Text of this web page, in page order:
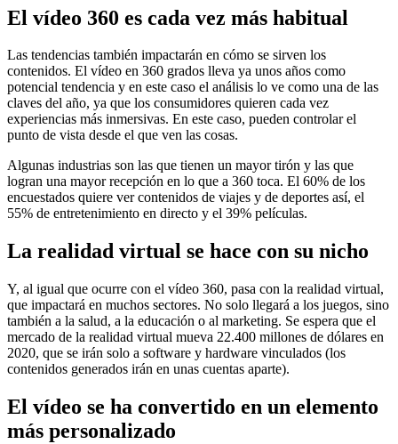
El vídeo 360 es cada vez más habitual
Las tendencias también impactarán en cómo se sirven los
contenidos. El vídeo en 360 grados lleva ya unos años como
potencial tendencia y en este caso el análisis lo ve como una de las
claves del año, ya que los consumidores quieren cada vez
experiencias más inmersivas. En este caso, pueden controlar el
punto de vista desde el que ven las cosas.
Algunas industrias son las que tienen un mayor tirón y las que
logran una mayor recepción en lo que a 360 toca. El 60% de los
encuestados quiere ver contenidos de viajes y de deportes así, el
55% de entretenimiento en directo y el 39% películas.
La realidad virtual se hace con su nicho
Y, al igual que ocurre con el vídeo 360, pasa con la realidad virtual,
que impactará en muchos sectores. No solo llegará a los juegos, sino
también a la salud, a la educación o al marketing. Se espera que el
mercado de la realidad virtual mueva 22.400 millones de dólares en
2020, que se irán solo a software y hardware vinculados (los
contenidos generados irán en unas cuentas aparte).
El vídeo se ha convertido en un elemento
más personalizado